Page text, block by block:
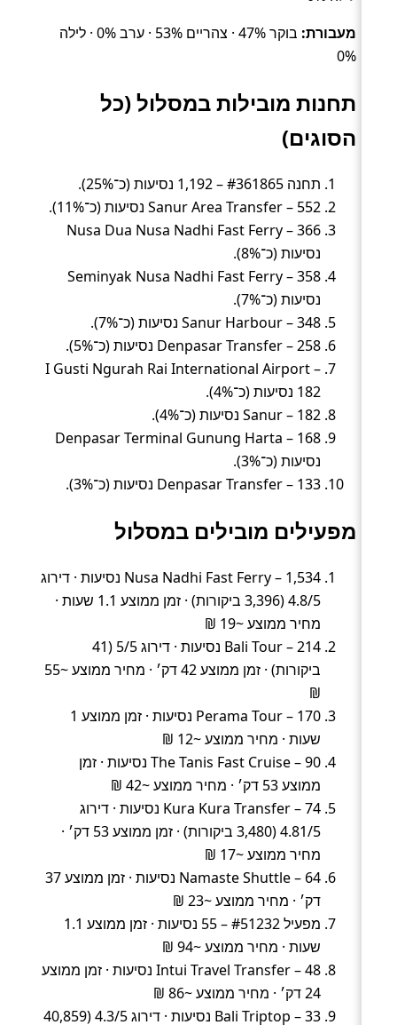
מעבורת:
בוקר 47% · צהריים 53% · ערב 0% · לילה
0%
תחנות מובילות במסלול (כל
הסוגים)
תחנה #361865 – 1,192 נסיעות (כ־25%).
Sanur Area Transfer – 552 נסיעות (כ־11%).
Nusa Dua Nusa Nadhi Fast Ferry – 366
נסיעות (כ־8%).
Seminyak Nusa Nadhi Fast Ferry – 358
נסיעות (כ־7%).
Sanur Harbour – 348 נסיעות (כ־7%).
Denpasar Transfer – 258 נסיעות (כ־5%).
I Gusti Ngurah Rai International Airport –
182 נסיעות (כ־4%).
Sanur – 182 נסיעות (כ־4%).
Denpasar Terminal Gunung Harta – 168
נסיעות (כ־3%).
Denpasar Transfer – 133 נסיעות (כ־3%).
מפעילים מובילים במסלול
Nusa Nadhi Fast Ferry – 1,534 נסיעות · דירוג
4.8/5 (3,396 ביקורות) · זמן ממוצע 1.1 שעות ·
מחיר ממוצע ~19 ₪
Bali Tour – 214 נסיעות · דירוג 5/5 (41
ביקורות) · זמן ממוצע 42 דק׳ · מחיר ממוצע ~55
₪
Perama Tour – 170 נסיעות · זמן ממוצע 1
שעות · מחיר ממוצע ~12 ₪
The Tanis Fast Cruise – 90 נסיעות · זמן
ממוצע 53 דק׳ · מחיר ממוצע ~42 ₪
Kura Kura Transfer – 74 נסיעות · דירוג
4.81/5 (3,480 ביקורות) · זמן ממוצע 53 דק׳ ·
מחיר ממוצע ~17 ₪
Namaste Shuttle – 64 נסיעות · זמן ממוצע 37
דק׳ · מחיר ממוצע ~23 ₪
מפעיל #51232 – 55 נסיעות · זמן ממוצע 1.1
שעות · מחיר ממוצע ~94 ₪
Intui Travel Transfer – 48 נסיעות · זמן ממוצע
24 דק׳ · מחיר ממוצע ~86 ₪
Bali Triptop – 33 נסיעות · דירוג 4.3/5 (40,859